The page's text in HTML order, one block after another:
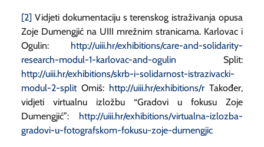
[2] Vidjeti dokumentaciju s terenskog istraživanja opusa
Zoje Dumengjić na UIII mrežnim stranicama. Karlovac i
Ogulin: http://uiii.hr/exhibitions/care-and-solidarity-
research-modul-1-karlovac-and-ogulin Split:
http://uiii.hr/exhibitions/skrb-i-solidarnost-istrazivacki-
modul-2-splitOmiš: http://uiii.hr/exhibitions/r Također,
vidjeti virtualnu izložbu “Gradovi u fokusu Zoje
Dumengjić”: http://uiii.hr/exhibitions/virtualna-izlozba-
gradovi-u-fotografskom-fokusu-zoje-dumengjic